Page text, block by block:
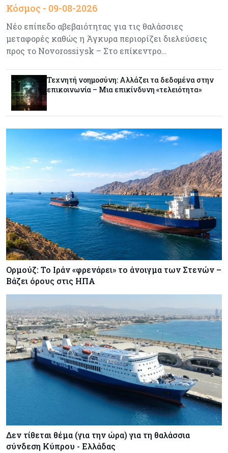
Αγορές ακινήτων: Οι 10 πιο ακριβές ευρωπαϊκές
Κόσμος
ζημιές δεν είναι ασφαλισμένες
Γιατί οι κεντρικές τράπεζες αφήνουν τις αγορές
να «παίξουν μπάλα»
Κόσμος 08-08-2026
Ποιες χώρες έχουν τα περισσότερα ρομπότ
Κόσμος 08-08-2026
Κρίσιμες πρώτες ύλες: Ο ευρωπαϊκός χάρτης
και οι προκλήσεις
Κόσμος 08-08-2026
Πόσα ξοδεύει ο Λευκός Οίκος – Το κόστος
Market News 08-08-2026
Baker Tilly: Στην 7η θέση παγκοσμίως στις
M&A μεσαίας αγοράς
Κόσμος - 09-08-2026
Νέο επίπεδο αβεβαιότητας για τις θαλάσσιες
μεταφορές καθώς η Άγκυρα περιορίζει διελεύσεις
προς το Novorossiysk – Στο επίκεντρο…
Τεχνητή νοημοσύνη: Αλλάζει τα δεδομένα στην
επικοινωνία – Μια επικίνδυνη «τελειότητα»
Ορμούζ: Το Ιράν «φρενάρει» το άνοιγμα των Στενών –
Βάζει όρους στις ΗΠΑ
Δεν τίθεται θέμα (για την ώρα) για τη θαλάσσια
σύνδεση Κύπρου - Ελλάδας